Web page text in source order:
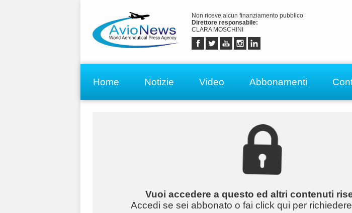
Non riceve alcun finanziamento pubblico
Direttore responsabile:
CLARA MOSCHINI
Home Notizie Video Abbonamenti
Vuoi accedere a questo ed altri contenuti
Accedi se sei abbonato o fai click qui per